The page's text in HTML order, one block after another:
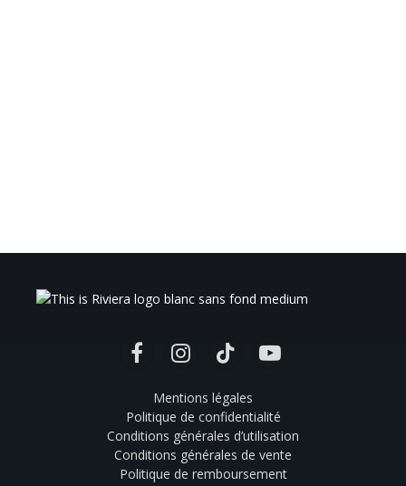
FacebookInstagramTikTok YouTube
Mentions légales
Politique de confidentialité
Conditions générales d’utilisation
Conditions générales de vente
Politique de remboursement